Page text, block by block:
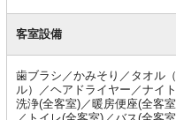
客室設備
歯ブラシ／かみそり／タオル
ル）／ヘアドライヤー／ナイ
洗浄(全客室)／暖房便座(全客